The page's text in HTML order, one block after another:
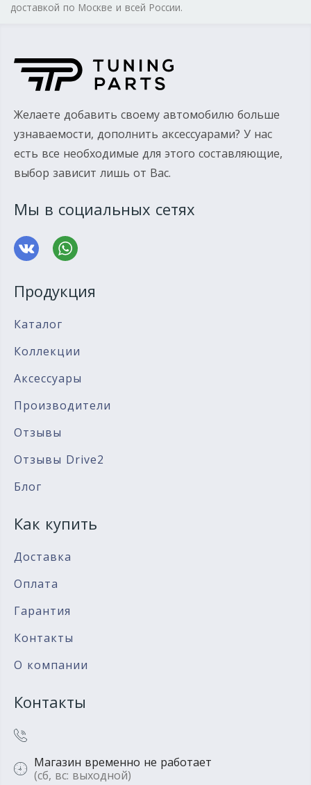
доставкой по Москве и всей России.
Желаете добавить своему автомобилю больше
узнаваемости, дополнить аксессуарами? У нас
есть все необходимые для этого составляющие,
выбор зависит лишь от Вас.
Мы в социальных сетях
Продукция
Каталог
Коллекции
Аксессуары
Производители
Отзывы
Отзывы Drive2
Блог
Как купить
Доставка
Оплата
Гарантия
Контакты
О компании
Контакты
Магазин временно не работает
(сб, вс: выходной)